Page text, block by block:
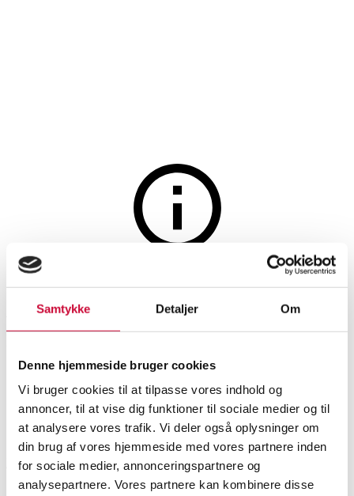
Samtykke Detaljer Om
Denne hjemmeside bruger cookies
Vi bruger cookies til at tilpasse vores indhold og
annoncer, til at vise dig funktioner til sociale medier og til
at analysere vores trafik. Vi deler også oplysninger om
din brug af vores hjemmeside med vores partnere inden
for sociale medier, annonceringspartnere og
analysepartnere. Vores partnere kan kombinere disse
Bracelets
An antique bangle of gilded
metal in the shape of a snake.
1864.
SHOWROOM
Hørsholm
ESTIMATE
DKK 1,900
ITEM NUMBER
6532715